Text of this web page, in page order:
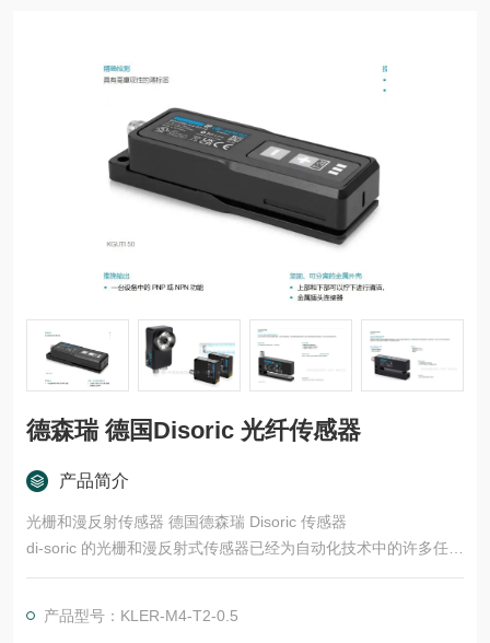
德森瑞 德国Disoric 光纤传感器
产品简介
光栅和漫反射传感器 德国德森瑞 Disoric 传感器
di-soric 的光栅和漫反射式传感器已经为自动化技术中的许多任务
领域开发了多种型号和功能原理。这些产品适用于快速、安全的
器.LHT 41 M 0.2 G3-T3德国德森瑞 DISORIC传感器Disoric德森
产品型号：KLER-M4-T2-0.5